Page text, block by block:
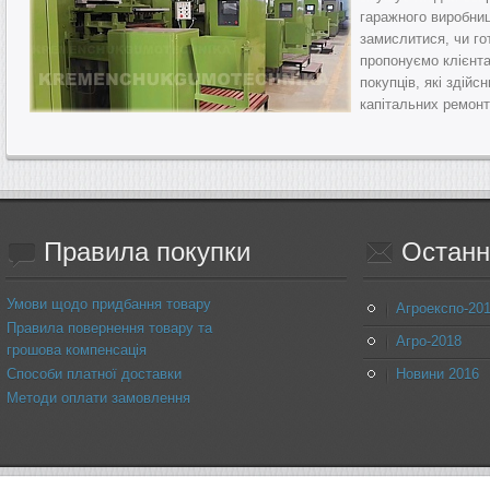
гаражного
замислитися, чи
пропонуємо
покупців, які
капітальних
Правилапокупки
Умови щодо придбання товару
Правила повернення товару та
грошова компенсація
Способи платної доставки
Методи оплати замовлення
Агроекспо-
Агро-2018
Новини 2016